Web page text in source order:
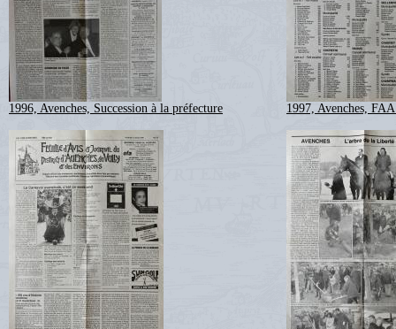
1996, Avenches, Succession à la préfecture 1997, Avenches,